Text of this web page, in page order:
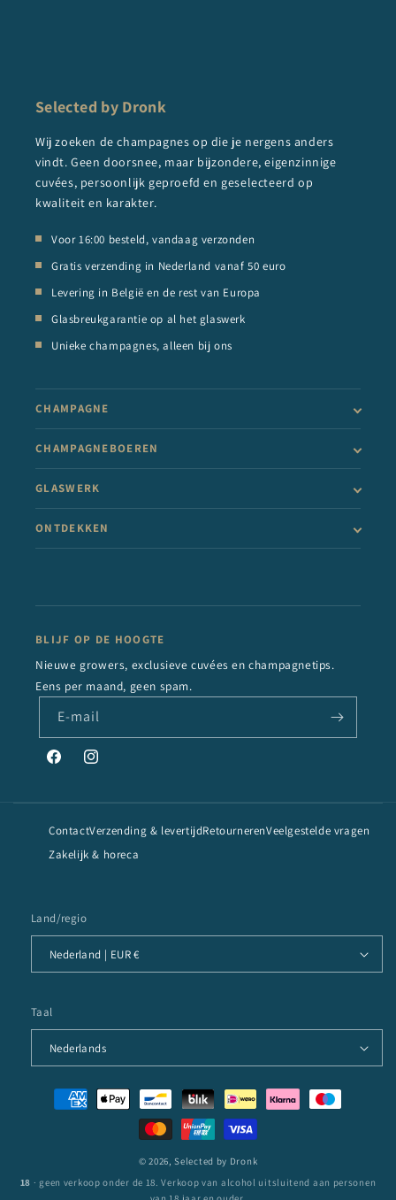
Selected by Dronk
Wij zoeken de champagnes op die je nergens anders
vindt. Geen doorsnee, maar bijzondere, eigenzinnige
cuvées, persoonlijk geproefd en geselecteerd op
kwaliteit en karakter.
Voor 16:00 besteld, vandaag verzonden
Gratis verzending in Nederland vanaf 50 euro
Levering in België en de rest van Europa
Glasbreukgarantie op al het glaswerk
Unieke champagnes, alleen bij ons
CHAMPAGNE
CHAMPAGNEBOEREN
GLASWERK
ONTDEKKEN
BLIJF OP DE HOOGTE
Nieuwe growers, exclusieve cuvées en champagnetips.
Eens per maand, geen spam.
E‑mail
FacebookInstagram
ContactVerzending & levertijdRetournerenVeelgestelde vragen
Zakelijk & horeca
Land/regio
Nederland | EUR €
Taal
Nederlands
Betaalmethoden
© 2026, Selected by Dronk
18 · geen verkoop onder de 18. Verkoop van alcohol uitsluitend aan personen